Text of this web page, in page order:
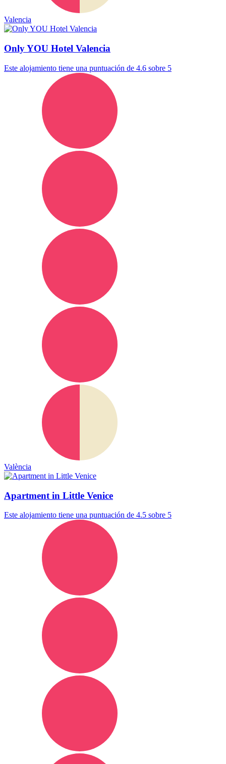
Valencia
Only YOU Hotel Valencia
Este alojamiento tiene una puntuación de 4.6 sobre 5
València
Apartment in Little Venice
Este alojamiento tiene una puntuación de 4.5 sobre 5